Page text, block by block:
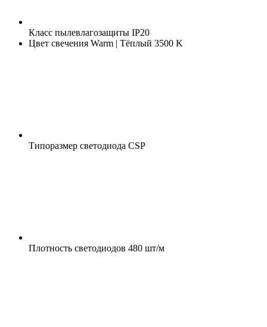
Класс пылевлагозащиты IP20
Цвет свечения Warm | Тёплый 3500 K
Типоразмер светодиода CSP
Плотность светодиодов 480 шт/м